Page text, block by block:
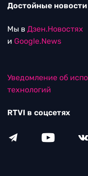
Достойные новости
Мы в Дзен.Новостях
и Google.News
Уведомление об
технологий
RTVI в соцсетях